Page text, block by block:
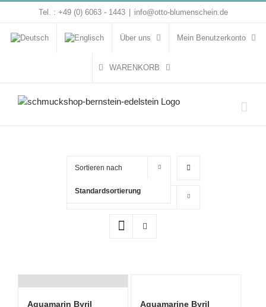
springen
Tel. : +49 (0) 6063 - 1443 info@otto-blumenschein.de
Über uns Mein Benutzerkonto
WARENKORB
Sortieren nach
Standardsortierung
Aquamarin Byril
Aquamarine Byril